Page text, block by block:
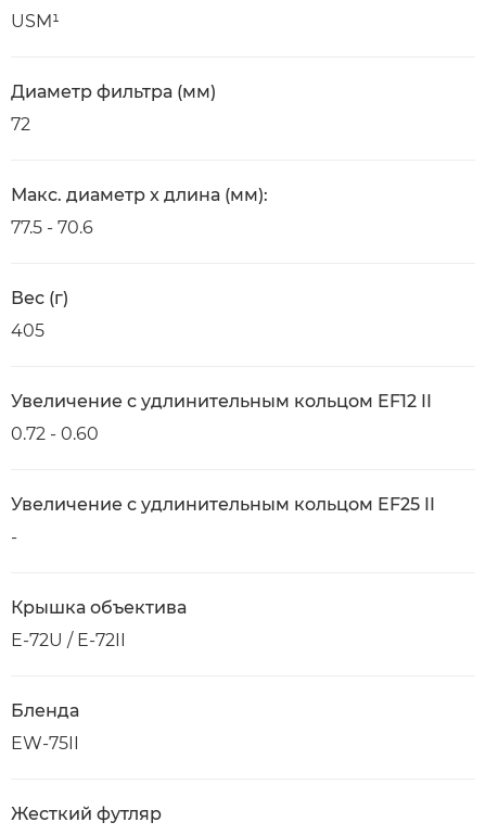
USM¹
Диаметр фильтра (мм)
72
Макс. диаметр x длина (мм):
77.5 - 70.6
Вес (г)
405
Увеличение с удлинительным кольцом EF12 II
0.72 - 0.60
Увеличение с удлинительным кольцом EF25 II
-
Крышка объектива
E-72U / E-72II
Бленда
EW-75II
Жесткий футляр